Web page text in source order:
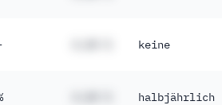
keine
halbjährlich